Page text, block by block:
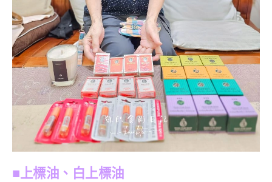
■上標油、白上標油